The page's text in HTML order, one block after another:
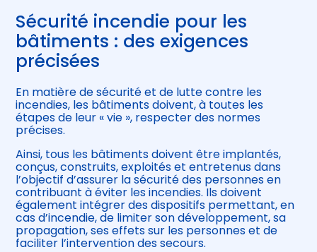
Sécurité incendie pour les
bâtiments : des exigences
précisées
En matière de sécurité et de lutte contre les
incendies, les bâtiments doivent, à toutes les
étapes de leur « vie », respecter des normes
précises.
Ainsi, tous les bâtiments doivent être implantés,
conçus, construits, exploités et entretenus dans
l’objectif d’assurer la sécurité des personnes en
contribuant à éviter les incendies. Ils doivent
également intégrer des dispositifs permettant, en
cas d’incendie, de limiter son développement, sa
propagation, ses effets sur les personnes et de
faciliter l’intervention des secours.